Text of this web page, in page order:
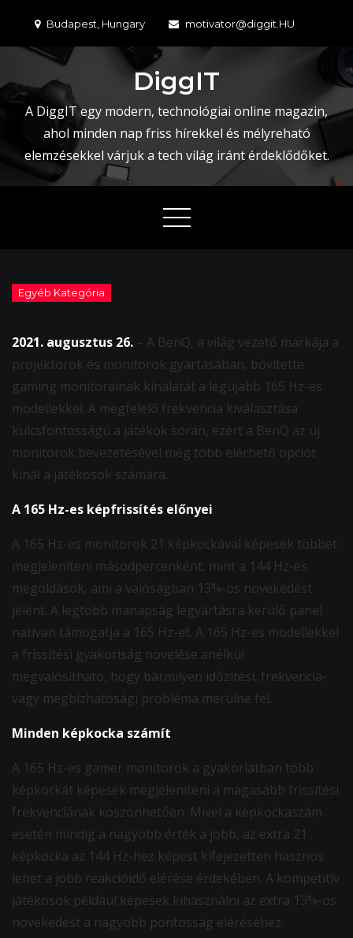
content
Budapest, Hungary motivator@diggit.HU
DiggIT
A DiggIT egy modern, technológiai online magazin,
ahol minden nap friss hírekkel és mélyreható
elemzésekkel várjuk a tech világ iránt érdeklődőket.
2021. augusztus 26. – A BenQ, a világ vezető márkája a
projektorok és monitorok gyártásában, bővítette
gaming monitorainak kínálatát a legújabb 165 Hz-es
modellekkel. A megfelelő frekvencia kiválasztása
kulcsfontosságú a játékok során, ezért a BenQ az új
monitorok bevezetésével még több elérhető opciót
kínál a játékosok számára.
A 165 Hz-es képfrissítés előnyei
A 165 Hz-es monitorok 21 képkockával képesek többet
megjeleníteni másodpercenként, mint a 144 Hz-es
megoldások, ami a valóságban 13%-os növekedést
jelent. A legtöbb manapság legyártásra kerülő panel
natívan támogatja a 165 Hz-et. A 165 Hz-es modellekkel
a frissítési gyakoriság növelése anélkül
megvalósítható, hogy bármilyen időzítési, frekvencia-
vagy megbízhatósági probléma merülne fel.
Minden képkocka számít
A 165 Hz-es gamer monitorok a gyakorlatban több
képkockát képesek megjeleníteni a magasabb frissítési
frekvenciának köszönhetően. Mivel a képkockaszám
esetén mindig a nagyobb érték a jobb, az extra 21
képkocka az 144 Hz-hez képest kifejezetten hasznos
lehet a jobb reakcióidő elérése érdekében. A kompetitív
játékosok például képesek kihasználni az extra 13%-os
növekedést a nagyobb pontosság eléréséhez.